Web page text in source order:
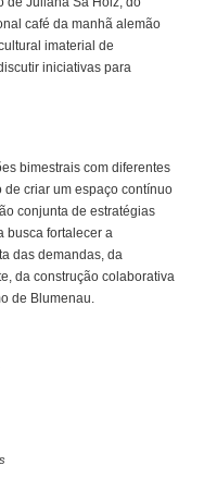
café da manhã alemão
imaterial de
iniciativas para
bimestrais com diferentes
de criar um espaço contínuo
conjunta de estratégias
busca fortalecer a
das demandas, da
da construção colaborativa
de Blumenau.